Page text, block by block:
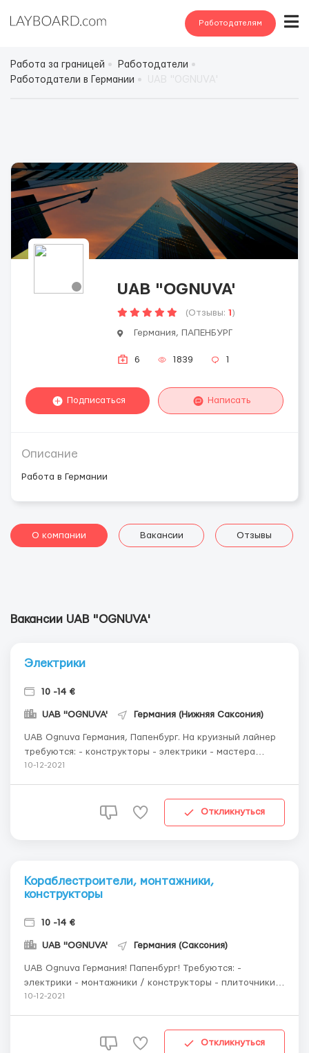
Работодателям
Работа за границей
Работодатели
Работодатели в Германии
UAB "OGNUVA'
(Отзывы: 1 )
Германия, ПАПЕНБУРГ
6 1839 1
Подписаться Написать
Описание
Работа в Германии
О компании Вакансии Отзывы
Вакансии UAB "OGNUVA'
Электрики
10 -14 €
UAB "OGNUVA' Германия (Нижняя Саксония)
UAB Ognuva Германия, Папенбург. На круизный лайнер
требуются: - конструкторы - электрики - мастера
внутренней отделки Оплата от 10 до 14 €/час нетто! В
10-12-2021
Откликнуться
Кораблестроители, монтажники,
конструкторы
10 -14 €
UAB "OGNUVA' Германия (Саксония)
UAB Ognuva Германия! Папенбург! Требуются: -
электрики - монтажники / конструкторы - плиточники -
сварщики / слесари Оплата труда: 10 - 14 €/час нетто!
10-12-2021
Откликнуться